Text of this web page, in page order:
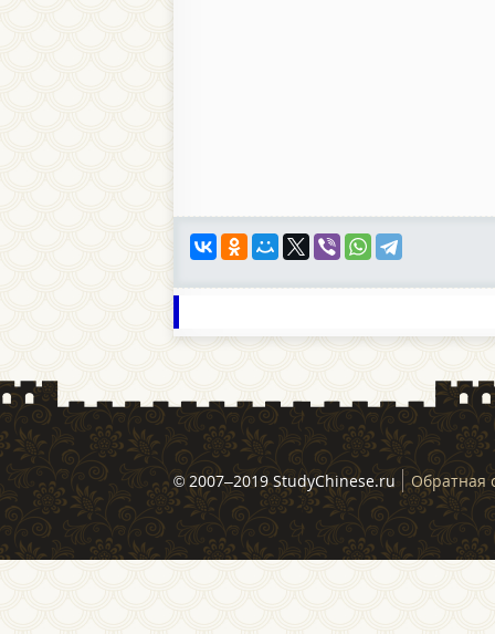
© 2007–2019 StudyChinese.ru Обратная